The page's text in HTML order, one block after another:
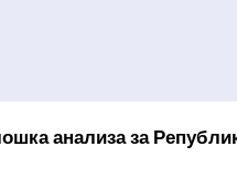
анализа за